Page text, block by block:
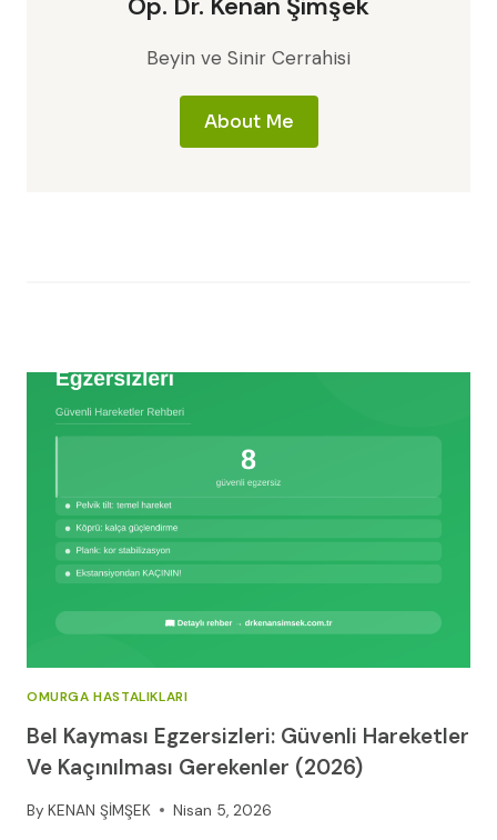
Beyin ve Sinir Cerrahisi
About Me
OMURGA HASTALIKLARI
Bel Kayması Egzersizleri: Güvenli Hareketler
Ve Kaçınılması Gerekenler (2026)
By KENAN ŞİMŞEK Nisan 5, 2026